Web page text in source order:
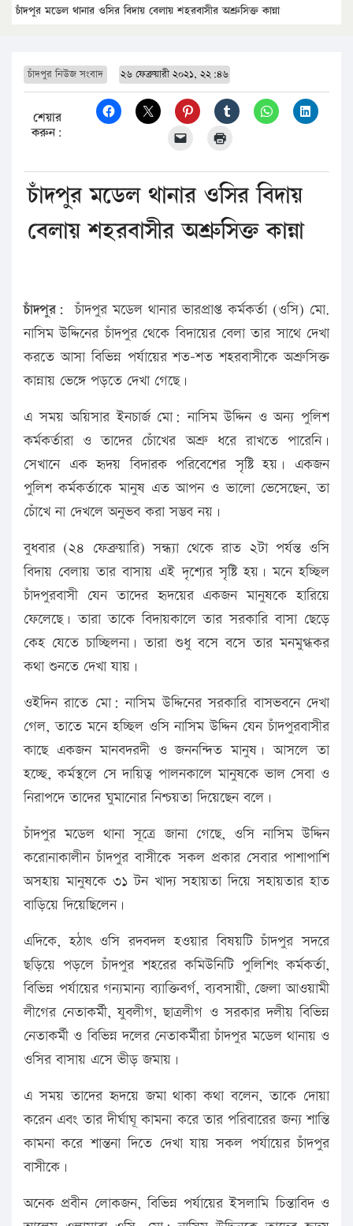
চাঁদপুর মডেল থানার ওসির বিদায় বেলায় শহরবাসীর অশ্রুসিক্ত কান্না
চাঁদপুর নিউজ সংবাদ ২৬ ফেব্রুয়ারী ২০২১, ২২:৪৬
শেয়ার
করুন:
চাঁদপুর মডেল থানার ওসির বিদায়
বেলায় শহরবাসীর অশ্রুসিক্ত কান্না
চাঁদপুর: চাঁদপুর মডেল থানার ভারপ্রাপ্ত কর্মকর্তা (ওসি) মো.
নাসিম উদ্দিনের চাঁদপুর থেকে বিদায়ের বেলা তার সাথে দেখা
করতে আসা বিভিন্ন পর্যায়ের শত-শত শহরবাসীকে অশ্রুসিক্ত
কান্নায় ভেঙ্গে পড়তে দেখা গেছে।
এ সময় অয়িসার ইনচার্জ মো: নাসিম উদ্দিন ও অন্য পুলিশ
কর্মকর্তারা ও তাদের চোঁখের অশ্রু ধরে রাখতে পারেনি।
সেখানে এক হৃদয় বিদারক পরিবেশের সৃষ্টি হয়। একজন
পুলিশ কর্মকর্তাকে মানুষ এত আপন ও ভালো ভেসেছেন, তা
চোঁখে না দেখলে অনুভব করা সম্ভব নয়।
বুধবার (২৪ ফেব্রুয়ারি) সন্ধ্যা থেকে রাত ২টা পর্যন্ত ওসি
বিদায় বেলায় তার বাসায় এই দৃশ্যের সৃষ্টি হয়। মনে হচ্ছিল
চাঁদপুরবাসী যেন তাদের হৃদয়ের একজন মানুষকে হারিয়ে
ফেলেছে। তারা তাকে বিদায়কালে তার সরকারি বাসা ছেড়ে
কেহ যেতে চাচ্ছিলনা। তারা শুধু বসে বসে তার মনমুগ্ধকর
কথা শুনতে দেখা যায়।
ওইদিন রাতে মো: নাসিম উদ্দিনের সরকারি বাসভবনে দেখা
গেল, তাতে মনে হচ্ছিল ওসি নাসিম উদ্দিন যেন চাঁদপুরবাসীর
কাছে একজন মানবদরদী ও জননন্দিত মানুষ। আসলে তা
হচ্ছে, কর্মস্থলে সে দায়িত্ব পালনকালে মানুষকে ভাল সেবা ও
নিরাপদে তাদের ঘুমানোর নিশ্চয়তা দিয়েছেন বলে।
চাঁদপুর মডেল থানা সূত্রে জানা গেছে, ওসি নাসিম উদ্দিন
করোনাকালীন চাঁদপুর বাসীকে সকল প্রকার সেবার পাশাপাশি
অসহায় মানুষকে ৩১ টন খাদ্য সহায়তা দিয়ে সহায়তার হাত
বাড়িয়ে দিয়েছিলেন।
এদিকে, হঠাৎ ওসি রদবদল হওয়ার বিষয়টি চাঁদপুর সদরে
ছড়িয়ে পড়লে চাঁদপুর শহরের কমিউনিটি পুলিশিং কর্মকর্তা,
বিভিন্ন পর্যায়ের গন্যমান্য ব্যাক্তিবর্গ, ব্যবসায়ী, জেলা আওয়ামী
লীগের নেতাকর্মী, যুবলীগ, ছাত্রলীগ ও সরকার দলীয় বিভিন্ন
নেতাকর্মী ও বিভিন্ন দলের নেতাকর্মীরা চাঁদপুর মডেল থানায় ও
ওসির বাসায় এসে ভীড় জমায়।
এ সময় তাদের হৃদয়ে জমা থাকা কথা বলেন, তাকে দোয়া
করেন এবং তার দীর্ঘাঘূ কামনা করে তার পরিবারের জন্য শান্তি
কামনা করে শান্তনা দিতে দেখা যায় সকল পর্যায়ের চাঁদপুর
বাসীকে।
অনেক প্রবীন লোকজন, বিভিন্ন পর্যায়ের ইসলামি চিন্তাবিদ ও